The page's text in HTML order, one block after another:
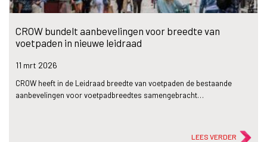
CROW bundelt aanbevelingen voor breedte van
voetpaden in nieuwe leidraad
11 mrt 2026
CROW heeft in de Leidraad breedte van voetpaden de bestaande
aanbevelingen voor voetpadbreedtes samengebracht…
LEES VERDER